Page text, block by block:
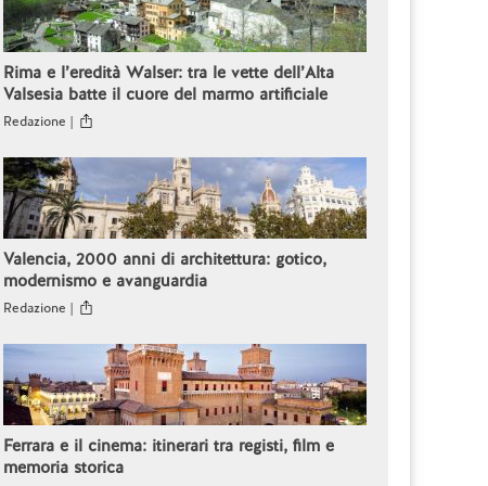
Rima e l’eredità Walser: tra le vette dell’Alta
Valsesia batte il cuore del marmo artificiale
Redazione |
Valencia, 2000 anni di architettura: gotico,
modernismo e avanguardia
Redazione |
Ferrara e il cinema: itinerari tra registi, film e
memoria storica